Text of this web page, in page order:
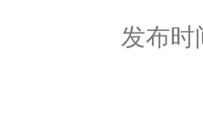
发布时